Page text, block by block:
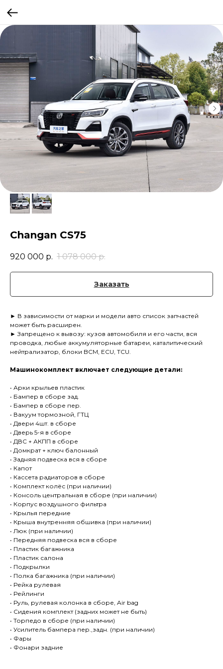
Changan CS75
920 000 р. 1 078 000 р.
Заказать
► В зависимости от марки и модели авто список запчастей
может быть расширен.
► Запрещено к вывозу: кузов автомобиля и его части, вся
проводка, любые аккумуляторные батареи, каталитический
нейтрализатор, блоки BCM, ECU, TCU.
Машинокомплект включает следующие детали:
• Арки крыльев пластик
• Бампер в сборе зад.
• Бампер в сборе пер.
• Вакуум тормозной, ГТЦ
• Двери 4шт. в сборе
• Дверь 5-я в сборе
• ДВС + АКПП в сборе
• Домкрат + ключ балонный
• Задняя подвеска вся в сборе
• Капот
• Кассета радиаторов в сборе
• Комплект колёс (при наличии)
• Консоль центральная в сборе (при наличии)
• Корпус воздушного фильтра
• Крылья передние
• Крыша внутренняя обшивка (при наличии)
• Люк (при наличии)
• Передняя подвеска вся в сборе
• Пластик багажника
• Пластик салона
• Подкрылки
• Полка багажника (при наличии)
• Рейка рулевая
• Рейлинги
• Руль, рулевая колонка в сборе, Air bag
• Сидения комплект (задних может не быть)
• Торпедо в сборе (при наличии)
• Усилитель бампера пер.,задн. (при наличии)
• Фары
• Фонари задние